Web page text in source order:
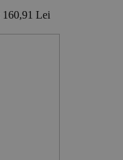
160,91 Lei